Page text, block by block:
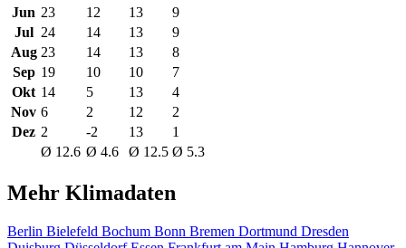
Jun 23 12 13
9
Jul 24 14 13
9
Aug 23 14 13
8
Sep 19 10 10
7
Okt 14 5 13
4
Nov 6 2 12
2
Dez 2 -2 13
1
Ø 12.6 Ø 4.6 Ø 12.5 Ø 5.3
Mehr Klimadaten
Berlin Bielefeld Bochum Bonn Bremen Dortmund Dresden